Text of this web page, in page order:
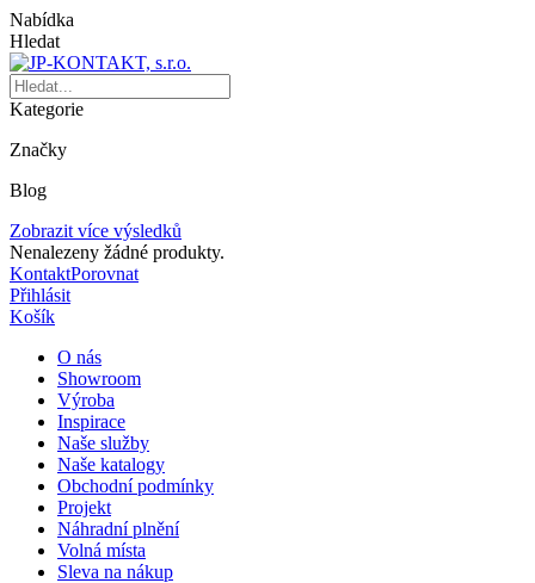
Nabídka
Hledat
Kategorie
Značky
Blog
Zobrazit více výsledků
Nenalezeny žádné produkty.
KontaktPorovnat
Přihlásit
Košík
O nás
Showroom
Výroba
Inspirace
Naše služby
Naše katalogy
Obchodní podmínky
Projekt
Náhradní plnění
Volná místa
Sleva na nákup